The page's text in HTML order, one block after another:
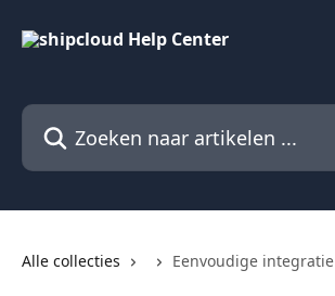
Zoeken naar artikelen ...
Alle collecties Eenvoudige integratie